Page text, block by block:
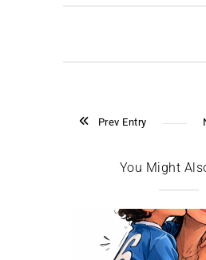
Prev Entry
You Might